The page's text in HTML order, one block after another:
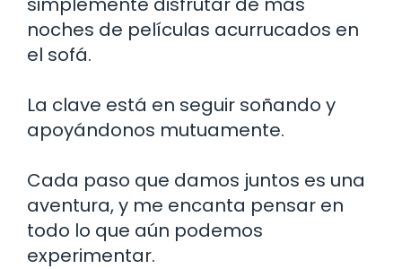
noches de películas acurrucados en
el sofá.
La clave está en seguir soñando y
apoyándonos mutuamente.
Cada paso que damos juntos es una
aventura, y me encanta pensar en
todo lo que aún podemos
experimentar.